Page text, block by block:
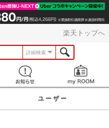
楽天トップへ
詳細検索
見つける お知らせ
ユーザー